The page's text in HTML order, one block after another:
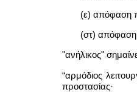
(ε) απόφαση
(στ) απόφαση
"ανήλικος"
“αρμόδιος
προστασίας·